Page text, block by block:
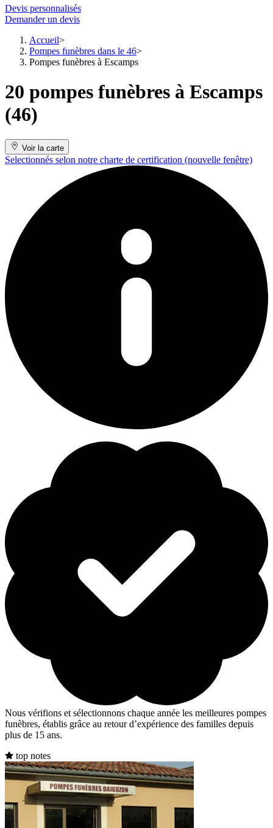
Devis personnalisés
Demander un devis
Accueil
Pompes funèbres dans le 46
Pompes funèbres à Escamps
20 pompes funèbres à Escamps
(46)
Voir la carte
Selectionnés selon notre charte de certification (nouvelle fenêtre)
Nous vérifions et sélectionnons chaque année les meilleures pompes
funèbres, établis grâce au retour d’expérience des familles depuis
plus de 15 ans.
top notes